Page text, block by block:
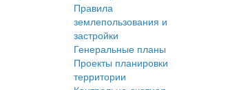
Правила
землепользования и
застройки
Генеральные планы
Проекты планировки
территории